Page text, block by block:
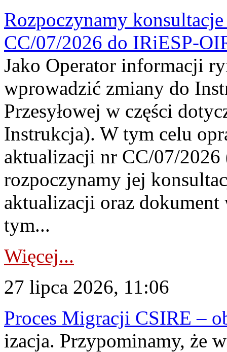
Rozpoczynamy
CC/07/2026 do IRiESP-
Jako Operator informacji
wprowadzić zmiany do
Przesyłowej w części
Instrukcja). W tym celu
aktualizacji nr CC/07/
rozpoczynamy jej
aktualizacji oraz
tym...
Więcej...
27 lipca 2026, 11:06
Proces Migracji CSIRE –
izacja. Przypominamy, że